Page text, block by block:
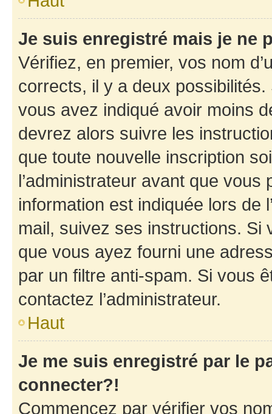
Je suis enregistré mais je ne
Vérifiez, en premier, vos nom
corrects, il y a deux
vous avez indiqué avoir moins
devrez alors suivre les
que toute nouvelle inscription
l’administrateur avant que
information est indiquée lors de
mail, suivez ses instructions. Si
que vous ayez fourni une
par un filtre anti-spam. Si vous
contactez l’administrateur.
Haut
Je me suis enregistré par le
connecter?!
Commencez par vérifier vos